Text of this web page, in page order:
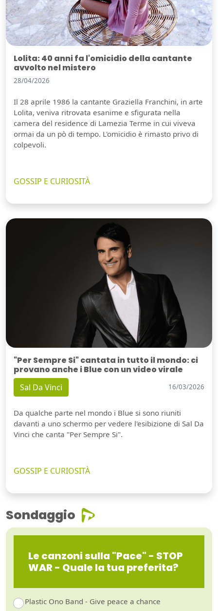
Lolita: 40 anni fa l'omicidio della cantante
avvolto nel mistero
28/04/2026
Il 28 aprile 1986 la cantante Graziella Franchini, in arte
Lolita, veniva ritrovata esanime e sfigurata nella
camera del residence di Lamezia Terme in cui viveva
ormai da un pò di tempo. L'omicidio è rimasto privo di
colpevoli.
GOSSIP E CURIOSITÀ
"Per Sempre Si" cantata in tutto il mondo: ci
provano anche i Blue con un video virale
Sal Da Vinci 16/03/2026
Da qualche parte nel mondo i Blue si sono riuniti
davanti a uno schermo per vedere l'esibizione di Sal Da
Vinci che canta "Per Sempre Si".
GOSSIP E CURIOSITÀ
Sondaggio
Le canzoni sulla "Pace" - STOP
WAR - Quale la tua preferita?
Plastic Ono Band - Give peace a chance